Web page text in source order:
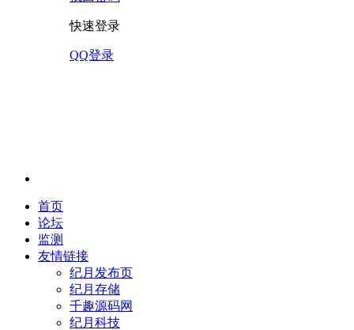
快速登录
QQ登录
首页
论坛
监测
友情链接
纪月发布页
纪月存储
千趣源码网
纪月科技